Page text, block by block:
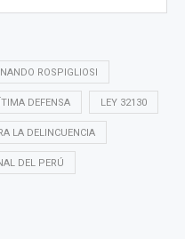
ROSPIGLIOSI
DEFENSA LEY 32130
LA DELINCUENCIA
DEL PERÚ